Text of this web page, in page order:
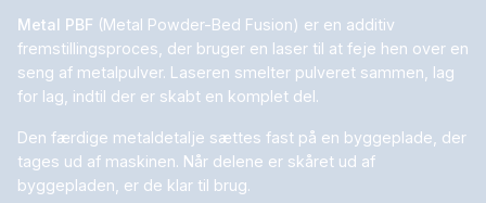
Metal PBF (Metal Powder-Bed Fusion) er en additiv
fremstillingsproces, der bruger en laser til at feje hen over en
seng af metalpulver. Laseren smelter pulveret sammen, lag
for lag, indtil der er skabt en komplet del.
Den færdige metaldetalje sættes fast på en byggeplade, der
tages ud af maskinen. Når delene er skåret ud af
byggepladen, er de klar til brug.